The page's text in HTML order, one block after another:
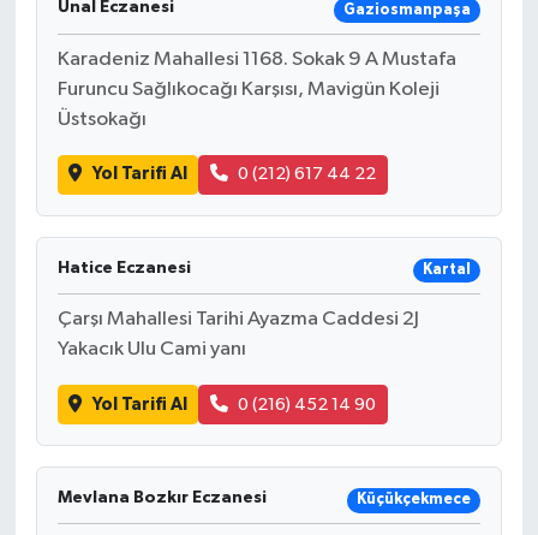
Ünal Eczanesi Gaziosmanpaşa
Karadeniz Mahallesi 1168. Sokak 9 A Mustafa
Furuncu Sağlıkocağı Karşısı, Mavigün Koleji
Üstsokağı
Yol Tarifi Al 0 (212) 617 44 22
Hatice Eczanesi Kartal
Çarşı Mahallesi Tarihi Ayazma Caddesi 2J
Yakacık Ulu Cami yanı
Yol Tarifi Al 0 (216) 452 14 90
Mevlana Bozkır Eczanesi Küçükçekmece